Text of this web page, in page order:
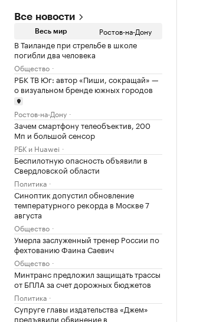
Все новости
Весь мир Ростов-на-Дону
В Таиланде при стрельбе в школе
погибли два человека
Общество
РБК ТВ Юг: автор «Пиши, сокращай» —
о визуальном бренде южных городов
Ростов-на-Дону
Зачем смартфону телеобъектив, 200
Мп и большой сенсор
РБК и Huawei
Беспилотную опасность объявили в
Свердловской области
Политика
Синоптик допустил обновление
температурного рекорда в Москве 7
августа
Общество
Умерла заслуженный тренер России по
фехтованию Фаина Саевич
Общество
Минтранс предложил защищать трассы
от БПЛА за счет дорожных бюджетов
Политика
Супруге главы издательства «Джем»
предъявили обвинение в